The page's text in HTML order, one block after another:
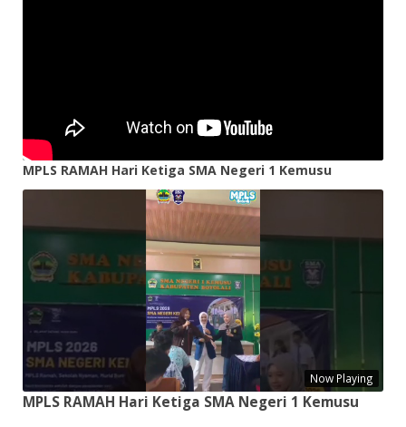
MPLS RAMAH Hari Ketiga SMA Negeri 1 Kemusu
Now Playing
MPLS RAMAH Hari Ketiga SMA Negeri 1 Kemusu